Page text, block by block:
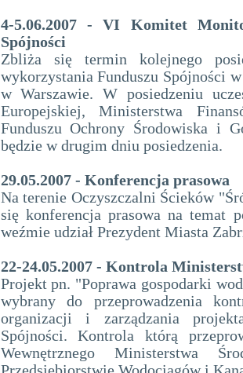
4-5.06.2007 - VI Komitet
Spójności
Zbliża się termin kolejnego
wykorzystania Funduszu Spójności
w Warszawie. W posiedzeniu
Europejskiej, Ministerstwa
Funduszu Ochrony Środowiska i
będzie w drugim dniu posiedzenia.
29.05.2007 - Konferencja prasowa
Na terenie Oczyszczalni Ścieków
się konferencja prasowa na temat
weźmie udział Prezydent Miasta
22-24.05.2007 - Kontrola
Projekt pn. "Poprawa gospodarki
wybrany do przeprowadzenia
organizacji i zarządzania
Spójności. Kontrola którą
Wewnętrznego Ministerstwa